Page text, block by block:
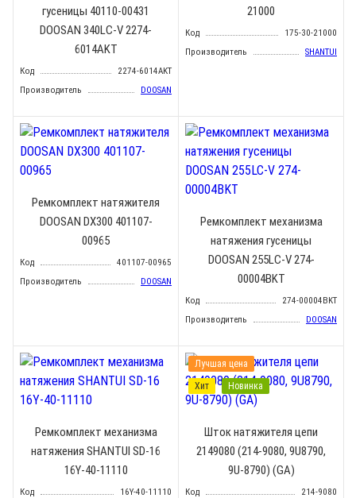
гусеницы 40110-00431
DOOSAN 340LC-V 2274-
6014AKT
Код
2274-6014AKT
Производитель
DOOSAN
21000
Код
175-30-21000
Производитель
SHANTUI
Ремкомплект натяжителя
DOOSAN DX300 401107-
00965
Код
401107-00965
Производитель
DOOSAN
Ремкомплект механизма
натяжения гусеницы
DOOSAN 255LC-V 274-
00004BKT
Код
274-00004BKT
Производитель
DOOSAN
Ремкомплект механизма
натяжения SHANTUI SD-16
16Y-40-11110
Код
16Y-40-11110
Лучшая цена
Хит
Новинка
Шток натяжителя цепи
2149080 (214-9080, 9U8790,
9U-8790) (GA)
Код
214-9080